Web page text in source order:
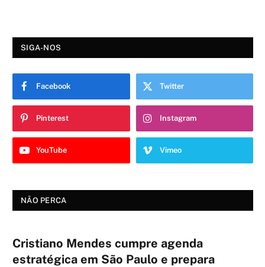
SIGA-NOS
Facebook Twitter
Pinterest Instagram
YouTube Vimeo
NÃO PERCA
Cristiano Mendes cumpre agenda
estratégica em São Paulo e prepara